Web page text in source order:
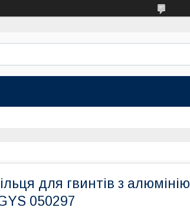
для гвинтів з алюмінію
050297